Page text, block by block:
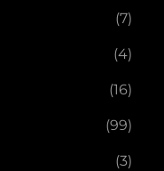
(7)
(4)
(16)
(99)
(3)